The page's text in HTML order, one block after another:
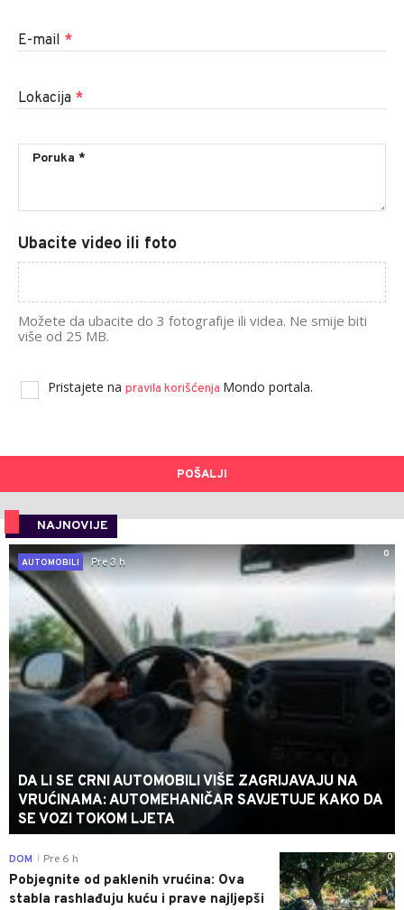
E-mail *
Lokacija *
Ubacite video ili foto
Možete da ubacite do 3 fotografije ili videa. Ne smije biti
više od 25 MB.
Pristajete na pravila korišćenja Mondo portala.
POŠALJI
NAJNOVIJE
0
AUTOMOBILI
Pre 3 h
DA LI SE CRNI AUTOMOBILI VIŠE ZAGRIJAVAJU NA
VRUĆINAMA: AUTOMEHANIČAR SAVJETUJE KAKO DA
SE VOZI TOKOM LJETA
0
DOM Pre 6 h
Pobjegnite od paklenih vrućina: Ova
stabla rashlađuju kuću i prave najljepši